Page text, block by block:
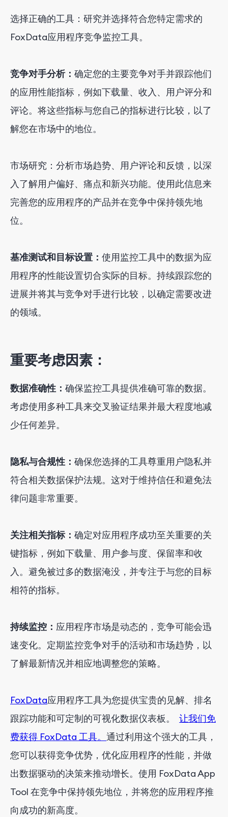
选择正确的工具：研究并选择符合您特定需求的
FoxData应用程序竞争监控工具。
竞争对手分析： 确定您的主要竞争对手并跟踪他们
的应用性能指标，例如下载量、收入、用户评分和
评论。将这些指标与您自己的指标进行比较，以了
解您在市场中的地位。
市场研究：分析市场趋势、用户评论和反馈，以深
入了解用户偏好、痛点和新兴功能。使用此信息来
完善您的应用程序的产品并在竞争中保持领先地
位。
基准测试和目标设置： 使用监控工具中的数据为应
用程序的性能设置切合实际的目标。持续跟踪您的
进展并将其与竞争对手进行比较，以确定需要改进
的领域。
重要考虑因素：
数据准确性： 确保监控工具提供准确可靠的数据。
考虑使用多种工具来交叉验证结果并最大程度地减
少任何差异。
隐私与合规性： 确保您选择的工具尊重用户隐私并
符合相关数据保护法规。这对于维持信任和避免法
律问题非常重要。
关注相关指标： 确定对应用程序成功至关重要的关
键指标，例如下载量、用户参与度、保留率和收
入。避免被过多的数据淹没，并专注于与您的目标
相符的指标。
持续监控： 应用程序市场是动态的，竞争可能会迅
速变化。定期监控竞争对手的活动和市场趋势，以
了解最新情况并相应地调整您的策略。
FoxData应用程序工具为您提供宝贵的见解、排名
跟踪功能和可定制的可视化数据仪表板。 让我们免
费获得 FoxData 工具。 通过利用这个强大的工具，
您可以获得竞争优势，优化应用程序的性能，并做
出数据驱动的决策来推动增长。使用 FoxData App
Tool 在竞争中保持领先地位，并将您的应用程序推
向成功的新高度。